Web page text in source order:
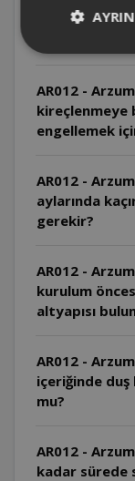
çalışırken
AR012 -
kireçlenmeye
engellemek
AR012 -
aylarında
gerekir?
AR012 -
kurulum
altyapısı
AR012 -
içeriğinde duş
mu?
AR012 -
kadar sürede